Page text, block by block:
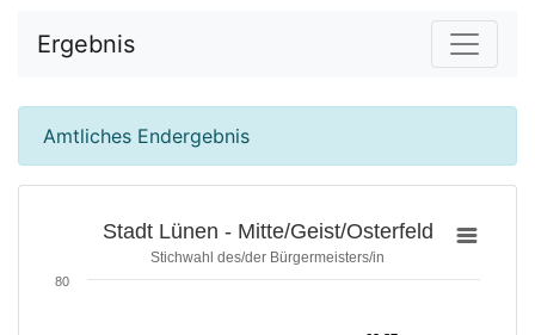
Ergebnis
Amtliches Endergebnis
Stadt Lünen - Mitte/Geist/Osterfeld
Stichwahl des/der Bürgermeisters/in
80